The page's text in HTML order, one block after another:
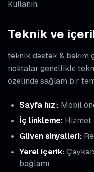
kullanın.
Teknik ve
teknik destek & bakım
noktalar genellikle
özelinde sağlam bir
Sayfa hızı: Mobil
İç linkleme:
Güven sinyalleri:
Yerel içerik:
bağlamı